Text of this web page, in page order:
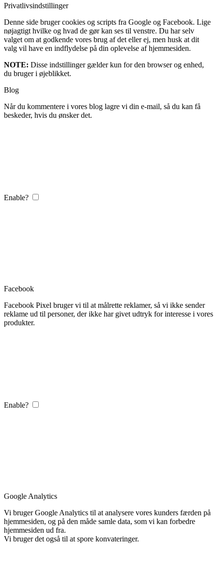
Privatlivsindstillinger
Denne side bruger cookies og scripts fra Google og Facebook. Lige
nøjagtigt hvilke og hvad de gør kan ses til venstre. Du har selv
valget om at godkende vores brug af det eller ej, men husk at dit
valg vil have en indflydelse på din oplevelse af hjemmesiden.
NOTE: Disse indstillinger gælder kun for den browser og enhed,
du bruger i øjeblikket.
Blog
Når du kommentere i vores blog lagre vi din e-mail, så du kan få
beskeder, hvis du ønsker det.
Enable?
Facebook
Facebook Pixel bruger vi til at målrette reklamer, så vi ikke sender
reklame ud til personer, der ikke har givet udtryk for interesse i vores
produkter.
Enable?
Google Analytics
Vi bruger Google Analytics til at analysere vores kunders færden på
hjemmesiden, og på den måde samle data, som vi kan forbedre
hjemmesiden ud fra.
Vi bruger det også til at spore konvateringer.